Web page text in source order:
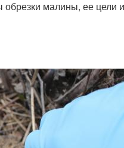
обрезки малины, ее цели